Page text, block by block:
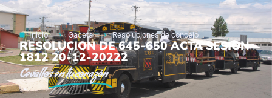
Inicio Gaceta Resoluciones de concejo
RESOLUCION DE 645-650 ACTA SESION
1812 20-12-20222
Cevallosen tu corazón